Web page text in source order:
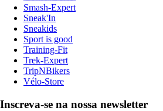
Smash-Expert
Sneak'In
Sneakids
Sport is good
Training-Fit
Trek-Expert
TripNBikers
Vélo-Store
Inscreva-se na nossa newsletter